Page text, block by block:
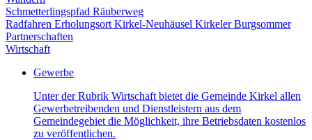
Schmetterlingspfad Räuberweg
Radfahren Erholungsort Kirkel-Neuhäusel Kirkeler Burgsommer
Partnerschaften
Wirtschaft
Gewerbe
Unter der Rubrik Wirtschaft bietet die Gemeinde Kirkel allen
Gewerbetreibenden und Dienstleistern aus dem
Gemeindegebiet die Möglichkeit, ihre Betriebsdaten kostenlos
zu veröffentlichen.